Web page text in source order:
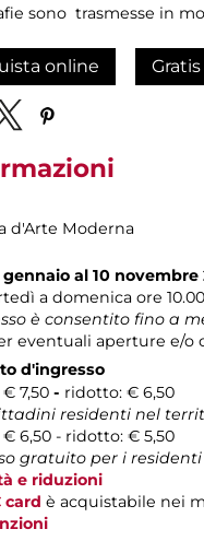
sono trasmesse in
online
d'Arte Moderna
gennaio al 10 novembre
a domenica ore 10.00
è consentito fino a
eventuali aperture e/o
d'ingresso
7,50 - ridotto: € 6,50
residenti nel
6,50 - ridotto: € 5,50
gratuito per i
e riduzioni
card è acquistabile nei